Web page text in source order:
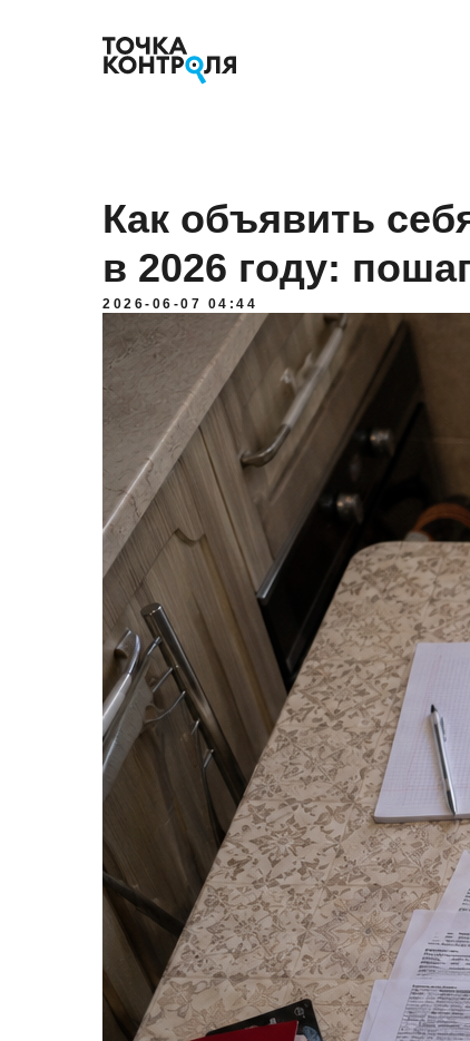
Как объявить
в 2026 году:
2026-06-07 04:44